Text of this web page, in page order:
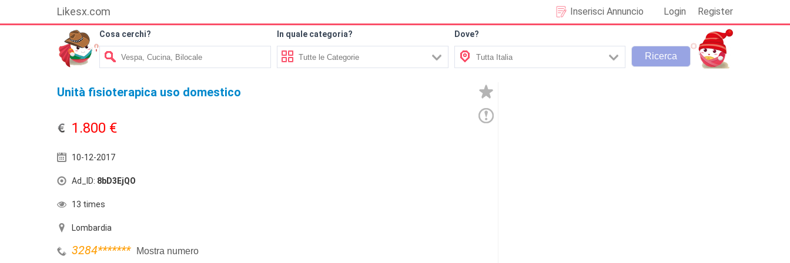
Likesx.com Login Register
Inserisci Annuncio
Cosa cerchi? In quale categoria? Dove?
Unità fisioterapica uso domestico
1.800 €
10-12-2017
Ad_ID: 8bD3EjQO
13 times
Lombardia
3284******* Mostra numero